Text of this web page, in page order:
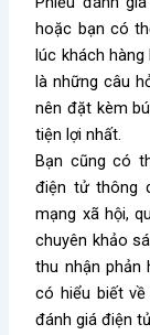
hoặc bạn có
lúc khách
là những câu
nên đặt kèm
tiện lợi nhất.
Bạn cũng có
điện tử thông
mạng xã hội,
chuyên khảo
thu nhận phản
có hiểu biết
đánh giá điện